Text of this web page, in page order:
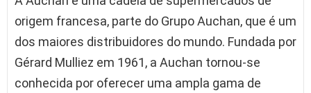
origem francesa, parte do Grupo Auchan, que é um
dos maiores distribuidores do mundo. Fundada por
Gérard Mulliez em 1961, a Auchan tornou-se
conhecida por oferecer uma ampla gama de